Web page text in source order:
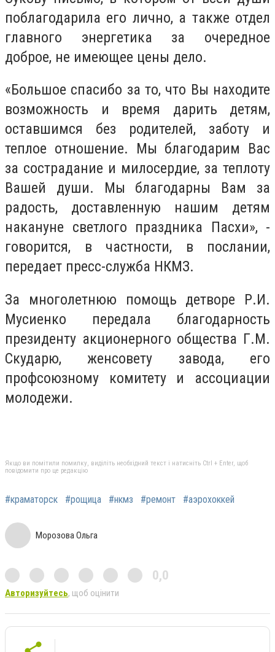
поблагодарила его лично, а также отдел
главного энергетика за очередное
доброе, не имеющее цены дело.
«Большое спасибо за то, что Вы находите
возможность и время дарить детям,
оставшимся без родителей, заботу и
теплое отношение. Мы благодарим Вас
за сострадание и милосердие, за теплоту
Вашей души. Мы благодарны Вам за
радость, доставленную нашим детям
накануне светлого праздника Пасхи», -
говорится, в частности, в послании,
передает пресс-служба НКМЗ.
За многолетнюю помощь детворе Р.И.
Мусиенко передала благодарность
президенту акционерного общества Г.М.
Скударю, женсовету завода, его
профсоюзному комитету и ассоциации
молодежи.
Якщо ви помітили помилку, виділіть необхідний текст і натисніть Ctrl + Enter, щоб
повідомити про це редакцію
#краматорск #рощица #нкмз #ремонт #аэрохоккей
Морозова Ольга
0,0
Авторизуйтесь, щоб оцінити